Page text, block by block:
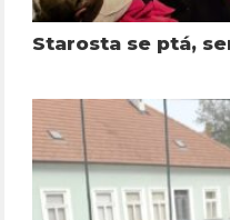
Starosta se ptá,